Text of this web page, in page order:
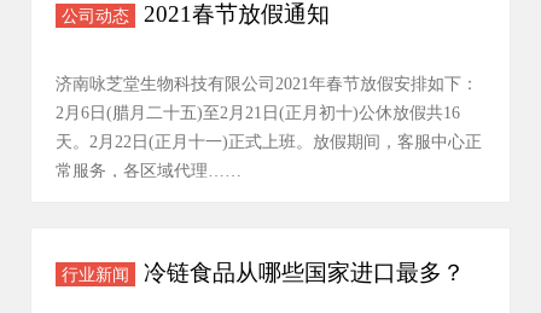
公司动态 2021春节放假通知
济南咏芝堂生物科技有限公司2021年春节放假安排如下：
2月6日(腊月二十五)至2月21日(正月初十)公休放假共16
天。2月22日(正月十一)正式上班。放假期间，客服中心正
常服务，各区域代理……
行业新闻 冷链食品从哪些国家进口最多？